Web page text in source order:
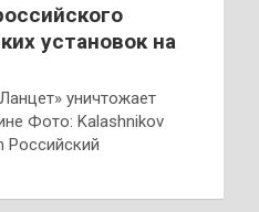
установок на
уничтожает
Фото: Kalashnikov
Российский